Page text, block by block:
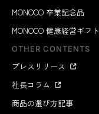
MONOCO 卒業記念品
MONOCO 健康経営ギフト
OTHER CONTENTS
プレスリリース
社長コラム
商品の選び方記事